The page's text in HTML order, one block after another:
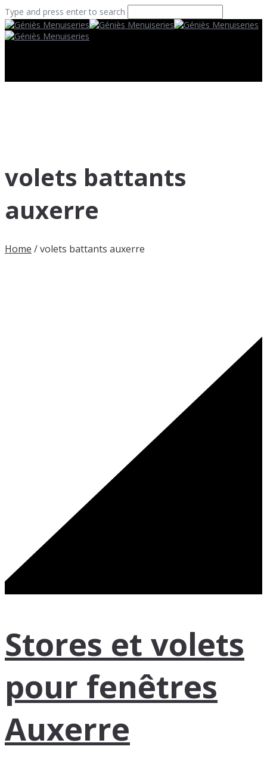
Type and press enter to search
volets battants
auxerre
Home /volets battants auxerre
Stores et volets
pour fenêtres
Auxerre